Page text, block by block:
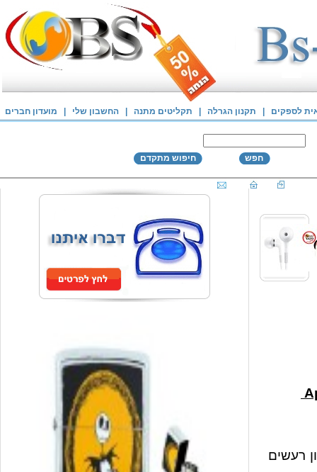
לספקים תקנון הגרלה תקליטים מתנה החשבון שלי מועדון חברים
חפש חיפוש מתקדם
רעשים